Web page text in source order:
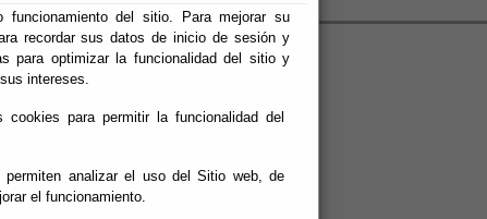
funcionamiento del sitio. Para mejorar su
recordar sus datos de inicio de sesión y
para optimizar la funcionalidad del sitio y
intereses.
cookies para permitir la funcionalidad del
permiten analizar el uso del Sitio web, de
el funcionamiento.
PRESENCIAL